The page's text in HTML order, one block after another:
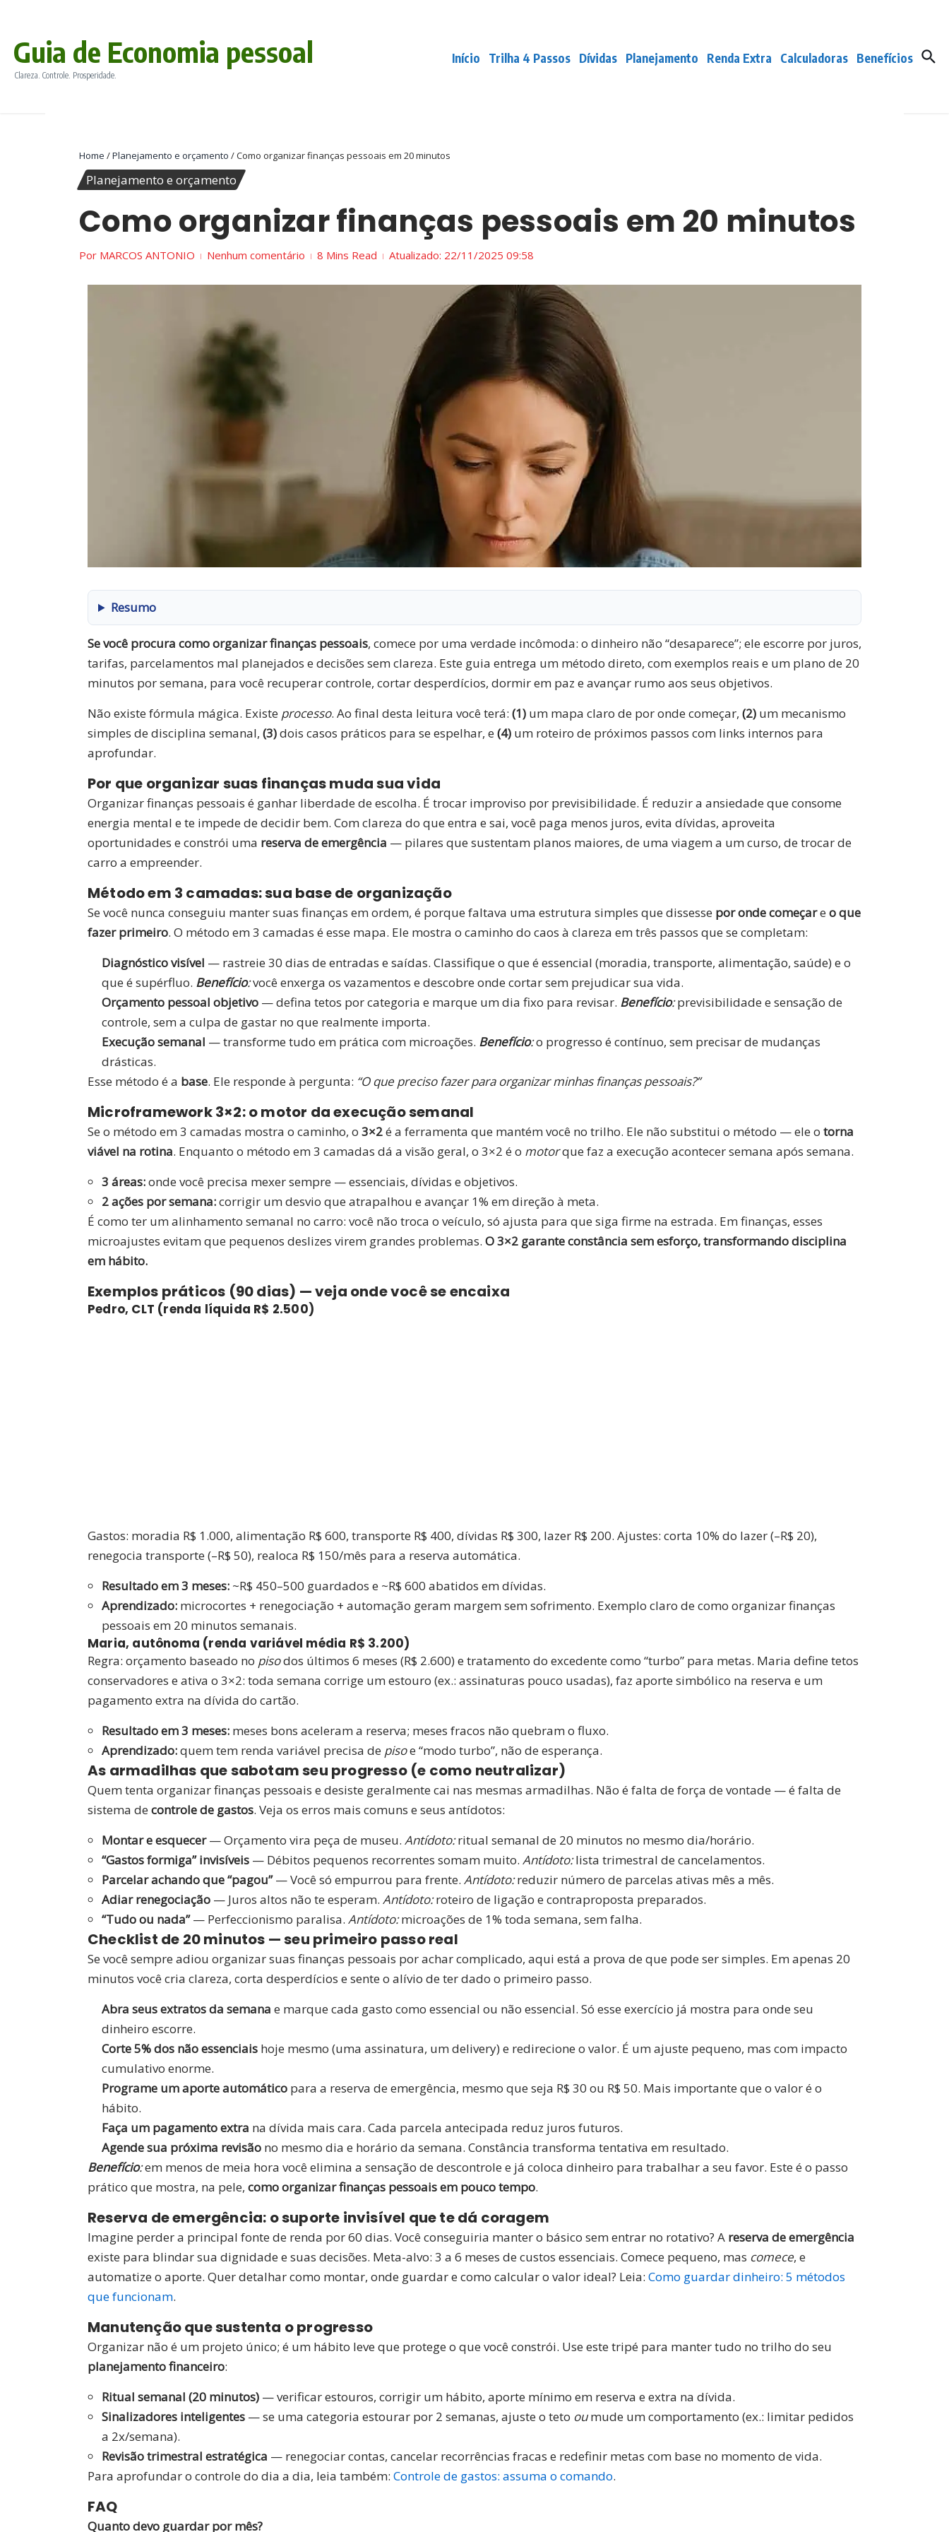
Guia de Economia pessoal
Clareza. Controle. Prosperidade.
Início Trilha 4 Passos Dívidas Planejamento Renda Extra Calculadoras Benefícios
Home /Planejamento e orçamento /Como organizar finanças pessoais em 20 minutos
Planejamento e orçamento
Como organizar finanças pessoais em 20 minutos
Por MARCOS ANTONIO Nenhum comentário 8 Mins Read Atualizado: 22/11/2025 09:58
Resumo
Se você procura como organizar finanças pessoais, comece por uma verdade incômoda: o dinheiro não “desaparece”; ele escorre por juros,
tarifas, parcelamentos mal planejados e decisões sem clareza. Este guia entrega um método direto, com exemplos reais e um plano de 20
minutos por semana, para você recuperar controle, cortar desperdícios, dormir em paz e avançar rumo aos seus objetivos.
Não existe fórmula mágica. Existe processo. Ao final desta leitura você terá: (1) um mapa claro de por onde começar, (2) um mecanismo
simples de disciplina semanal, (3)dois casos práticos para se espelhar, e (4) um roteiro de próximos passos com links internos para
aprofundar.
Por que organizar suas finanças muda sua vida
Organizar finanças pessoais é ganhar liberdade de escolha. É trocar improviso por previsibilidade. É reduzir a ansiedade que consome
energia mental e te impede de decidir bem. Com clareza do que entra e sai, você paga menos juros, evita dívidas, aproveita
oportunidades e constrói uma reserva de emergência — pilares que sustentam planos maiores, de uma viagem a um curso, de trocar de
carro a empreender.
Método em 3 camadas: sua base de organização
Se você nunca conseguiu manter suas finanças em ordem, é porque faltava uma estrutura simples que dissesse por onde começare o que
fazer primeiro. O método em 3 camadas é esse mapa. Ele mostra o caminho do caos à clareza em três passos que se completam:
Diagnóstico visível — rastreie 30 dias de entradas e saídas. Classifique o que é essencial (moradia, transporte, alimentação, saúde) e o
que é supérfluo. Benefício:você enxerga os vazamentos e descobre onde cortar sem prejudicar sua vida.
Orçamento pessoal objetivo — defina tetos por categoria e marque um dia fixo para revisar. Benefício:previsibilidade e sensação de
controle, sem a culpa de gastar no que realmente importa.
Execução semanal — transforme tudo em prática com microações. Benefício:o progresso é contínuo, sem precisar de mudanças
drásticas.
Esse método é a base. Ele responde à pergunta: “O que preciso fazer para organizar minhas finanças pessoais?”
Microframework 3×2: o motor da execução semanal
Se o método em 3 camadas mostra o caminho, o 3×2é a ferramenta que mantém você no trilho. Ele não substitui o método — ele o torna
viável na rotina. Enquanto o método em 3 camadas dá a visão geral, o 3×2 é o motorque faz a execução acontecer semana após semana.
3 áreas:onde você precisa mexer sempre — essenciais, dívidas e objetivos.
2 ações por semana:corrigir um desvio que atrapalhou e avançar 1% em direção à meta.
É como ter um alinhamento semanal no carro: você não troca o veículo, só ajusta para que siga firme na estrada. Em finanças, esses
microajustes evitam que pequenos deslizes virem grandes problemas. O 3×2 garante constância sem esforço, transformando disciplina
em hábito.
Exemplos práticos (90 dias) — veja onde você se encaixa
Pedro, CLT (renda líquida R$ 2.500)
Gastos: moradia R$ 1.000, alimentação R$ 600, transporte R$ 400, dívidas R$ 300, lazer R$ 200. Ajustes: corta 10% do lazer (–R$ 20),
renegocia transporte (–R$ 50), realoca R$ 150/mês para a reserva automática.
Resultado em 3 meses: ~R$ 450–500 guardados e ~R$ 600 abatidos em dívidas.
Aprendizado: microcortes + renegociação + automação geram margem sem sofrimento. Exemplo claro de como organizar finanças
pessoais em 20 minutos semanais.
Maria, autônoma (renda variável média R$ 3.200)
Regra: orçamento baseado no pisodos últimos 6 meses (R$ 2.600) e tratamento do excedente como “turbo” para metas. Maria define tetos
conservadores e ativa o 3×2: toda semana corrige um estouro (ex.: assinaturas pouco usadas), faz aporte simbólico na reserva e um
pagamento extra na dívida do cartão.
Resultado em 3 meses: meses bons aceleram a reserva; meses fracos não quebram o fluxo.
Aprendizado:quem tem renda variável precisa de pisoe “modo turbo”, não de esperança.
As armadilhas que sabotam seu progresso (e como neutralizar)
Quem tenta organizar finanças pessoais e desiste geralmente cai nas mesmas armadilhas. Não é falta de força de vontade — é falta de
sistema de controle de gastos. Veja os erros mais comuns e seus antídotos:
Montar e esquecer— Orçamento vira peça de museu. Antídoto:ritual semanal de 20 minutos no mesmo dia/horário.
“Gastos formiga” invisíveis — Débitos pequenos recorrentes somam muito. Antídoto:lista trimestral de cancelamentos.
Parcelar achando que “pagou”— Você só empurrou para frente. Antídoto:reduzir número de parcelas ativas mês a mês.
Adiar renegociação — Juros altos não te esperam. Antídoto:roteiro de ligação e contraproposta preparados.
“Tudo ou nada”— Perfeccionismo paralisa. Antídoto:microações de 1% toda semana, sem falha.
Checklist de 20 minutos — seu primeiro passo real
Se você sempre adiou organizar suas finanças pessoais por achar complicado, aqui está a prova de que pode ser simples. Em apenas 20
minutos você cria clareza, corta desperdícios e sente o alívio de ter dado o primeiro passo.
Abra seus extratos da semana e marque cada gasto como essencial ou não essencial. Só esse exercício já mostra para onde seu
dinheiro escorre.
Corte 5% dos não essenciais hoje mesmo (uma assinatura, um delivery) e redirecione o valor. É um ajuste pequeno, mas com impacto
cumulativo enorme.
Programe um aporte automático para a reserva de emergência, mesmo que seja R$ 30 ou R$ 50. Mais importante que o valor é o
hábito.
Faça um pagamento extra na dívida mais cara. Cada parcela antecipada reduz juros futuros.
Agende sua próxima revisão no mesmo dia e horário da semana. Constância transforma tentativa em resultado.
Benefício:em menos de meia hora você elimina a sensação de descontrole e já coloca dinheiro para trabalhar a seu favor. Este é o passo
prático que mostra, na pele, como organizar finanças pessoais em pouco tempo.
Reserva de emergência: o suporte invisível que te dá coragem
Imagine perder a principal fonte de renda por 60 dias. Você conseguiria manter o básico sem entrar no rotativo? A reserva de emergência
existe para blindar sua dignidade e suas decisões. Meta-alvo: 3 a 6 meses de custos essenciais. Comece pequeno, mas comece, e
automatize o aporte. Quer detalhar como montar, onde guardar e como calcular o valor ideal? Leia: Como guardar dinheiro: 5 métodos
que funcionam.
Manutenção que sustenta o progresso
Organizar não é um projeto único; é um hábito leve que protege o que você constrói. Use este tripé para manter tudo no trilho do seu
planejamento financeiro:
Ritual semanal (20 minutos) — verificar estouros, corrigir um hábito, aporte mínimo em reserva e extra na dívida.
Sinalizadores inteligentes — se uma categoria estourar por 2 semanas, ajuste o teto oumude um comportamento (ex.: limitar pedidos
a 2x/semana).
Revisão trimestral estratégica — renegociar contas, cancelar recorrências fracas e redefinir metas com base no momento de vida.
Para aprofundar o controle do dia a dia, leia também: Controle de gastos: assuma o comando.
FAQ
Quanto devo guardar por mês?